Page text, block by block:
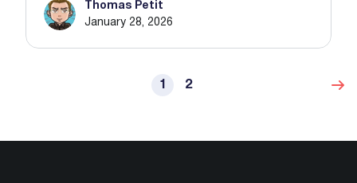
Thomas Petit
January 28, 2026
1 2